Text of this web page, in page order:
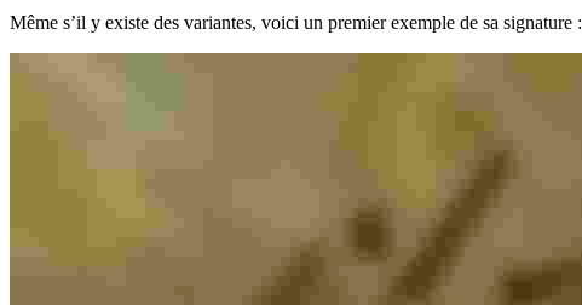
Même s’il y existe des variantes, voici un premier exemple de sa signature :